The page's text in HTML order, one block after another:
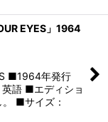
EYES」1964
■1964年発行
英語 ■エディショ
■サイズ：